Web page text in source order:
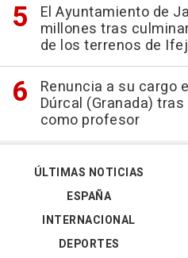
El Ayuntamiento de
millones tras
de los terrenos de
Renuncia a su cargo
Dúrcal (Granada)
como profesor
ÚLTIMAS NOTICIAS
ESPAÑA
INTERNACIONAL
DEPORTES